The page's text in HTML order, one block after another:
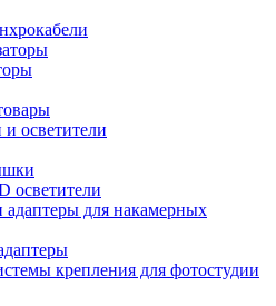
осветители
осветители
для накамерных
крепления для фотостудии